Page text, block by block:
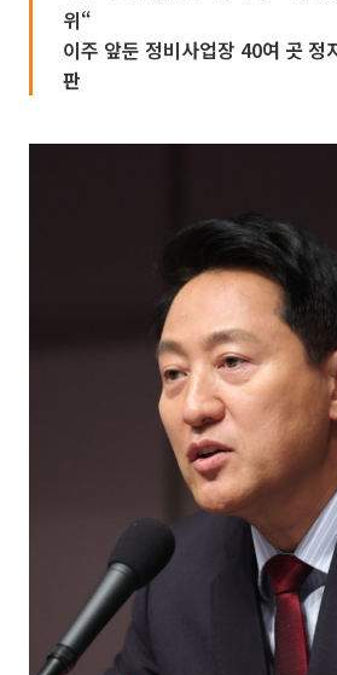
위“
이주 앞둔 정비사업장 40여 곳
판